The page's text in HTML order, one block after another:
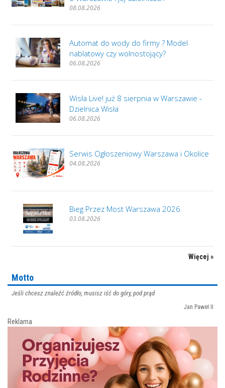
08.08.2026
Automat do wody do firmy ? Model
nablatowy czy wolnostojący?
06.08.2026
Wisła Live! już 8 sierpnia w Warszawie -
Dzielnica Wisła
06.08.2026
Serwis Ogłoszeniowy Warszawa i Okolice
04.08.2026
Bieg Przez Most Warszawa 2026
03.08.2026
Więcej »
Motto
Jeśli chcesz znaleźć źródło, musisz iść do góry, pod prąd
Jan Paweł II
Reklama